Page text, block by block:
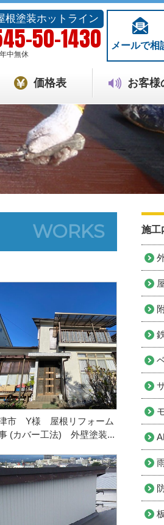
根塗装ホットライン
50-1430
年中無休
メールで相
価格表 お客様
WORKS
市 Y様 屋根リフォーム
(カバー工法) 外壁塗装...
施工